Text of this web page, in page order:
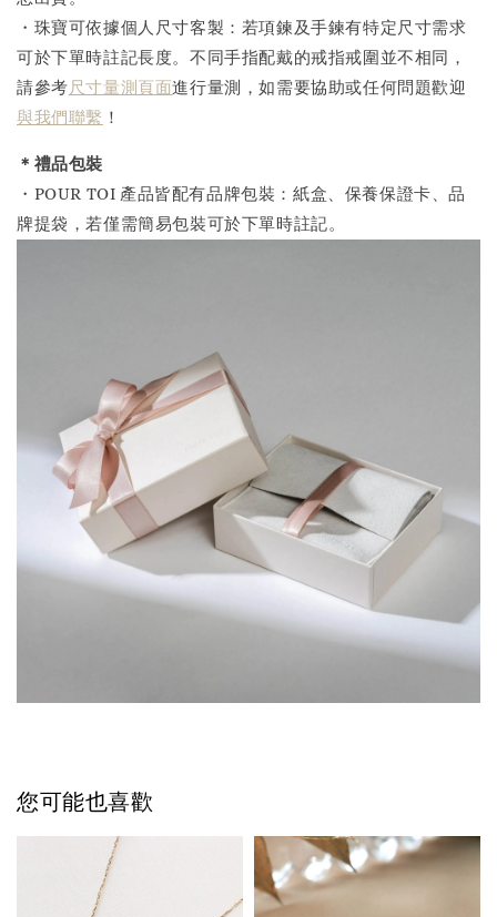
・珠寶可依據個人尺寸客製：若項鍊及手鍊有特定尺寸需求
可於下單時註記長度。不同手指配戴的戒指戒圍並不相同，
請參考尺寸量測頁面進行量測，如需要協助或任何問題歡迎
與我們聯繫 ！
＊禮品包裝
・POUR TOI 產品皆配有品牌包裝：紙盒、保養保證卡、品
牌提袋，若僅需簡易包裝可於下單時註記。
您可能也喜歡